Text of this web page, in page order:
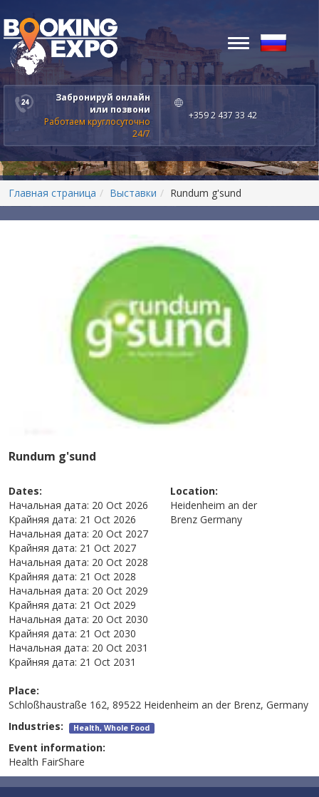
Забронируй онлайн
или позвони
Работаем круглосуточно
24/7
+359 2 437 33 42
Toggle
Главная страница Выставки Rundum g'sund
Rundum g'sund
Dates:
Начальная дата: 20 Oct 2026
Крайняя дата: 21 Oct 2026
Начальная дата: 20 Oct 2027
Крайняя дата: 21 Oct 2027
Начальная дата: 20 Oct 2028
Крайняя дата: 21 Oct 2028
Начальная дата: 20 Oct 2029
Крайняя дата: 21 Oct 2029
Начальная дата: 20 Oct 2030
Крайняя дата: 21 Oct 2030
Начальная дата: 20 Oct 2031
Крайняя дата: 21 Oct 2031
Location:
Heidenheim an der
Brenz Germany
Place:
Schloßhaustraße 162, 89522 Heidenheim an der Brenz, Germany
Industries: Health, Whole Food
Event information:
Health FairShare